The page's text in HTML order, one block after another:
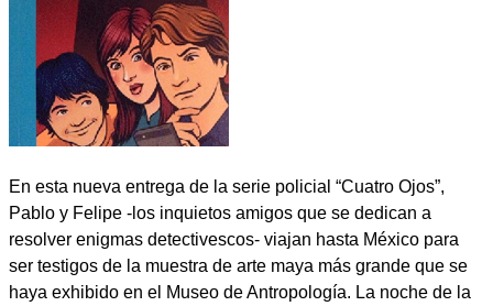
En esta nueva entrega de la serie policial “Cuatro Ojos”,
Pablo y Felipe -los inquietos amigos que se dedican a
resolver enigmas detectivescos- viajan hasta México para
ser testigos de la muestra de arte maya más grande que se
haya exhibido en el Museo de Antropología. La noche de la